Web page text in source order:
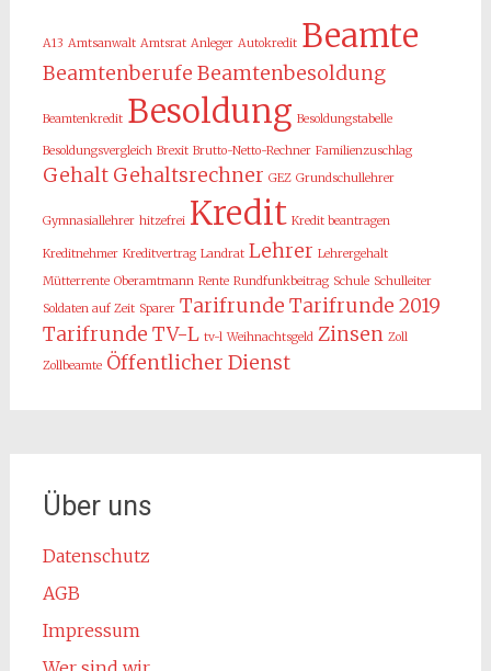
A13 Amtsanwalt Amtsrat Anleger Autokredit Beamte
Beamtenberufe Beamtenbesoldung
Beamtenkredit Besoldung Besoldungstabelle
Besoldungsvergleich Brexit Brutto-Netto-Rechner Familienzuschlag
Gehalt Gehaltsrechner GEZ Grundschullehrer
Gymnasiallehrer hitzefrei Kredit Kredit beantragen
Kreditnehmer Kreditvertrag Landrat Lehrer Lehrergehalt
Mütterrente Oberamtmann Rente Rundfunkbeitrag Schule Schulleiter
Soldaten auf Zeit Sparer Tarifrunde Tarifrunde 2019
Tarifrunde TV-L tv-l Weihnachtsgeld Zinsen Zoll
Zollbeamte Öffentlicher Dienst
Über uns
Datenschutz
AGB
Impressum